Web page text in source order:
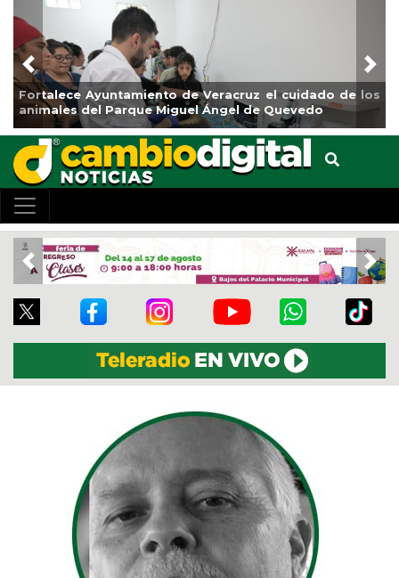
el cuidado de los
de Quevedo
La ciudad de Veracruz se suma a la
de Reforestación 2026
Previous
Previous